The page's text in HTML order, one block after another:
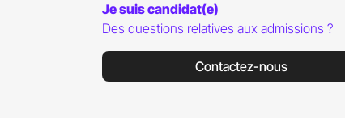
Je suis candidat(e)
Des questions relatives aux admissions ?
Contactez-nous